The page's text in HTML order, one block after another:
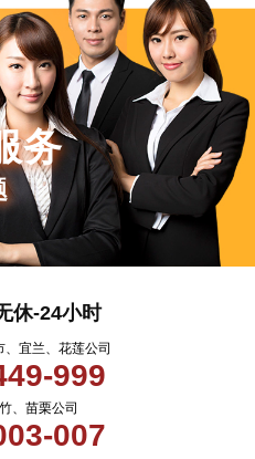
务
休-24小时
、宜兰、花莲公司
999
、苗栗公司
007